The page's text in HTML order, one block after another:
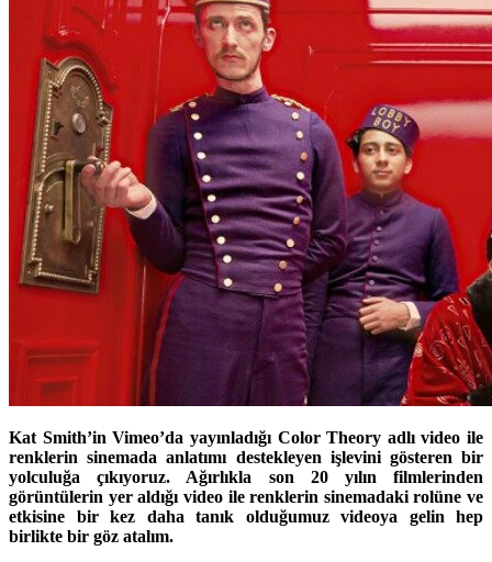
Kat Smith’in Vimeo’da yayınladığı Color Theory adlı video ile
renklerin sinemada anlatımı destekleyen işlevini gösteren bir
yolculuğa çıkıyoruz. Ağırlıkla son 20 yılın filmlerinden
görüntülerin yer aldığı video ile renklerin sinemadaki rolüne ve
etkisine bir kez daha tanık olduğumuz videoya gelin hep
birlikte bir göz atalım.